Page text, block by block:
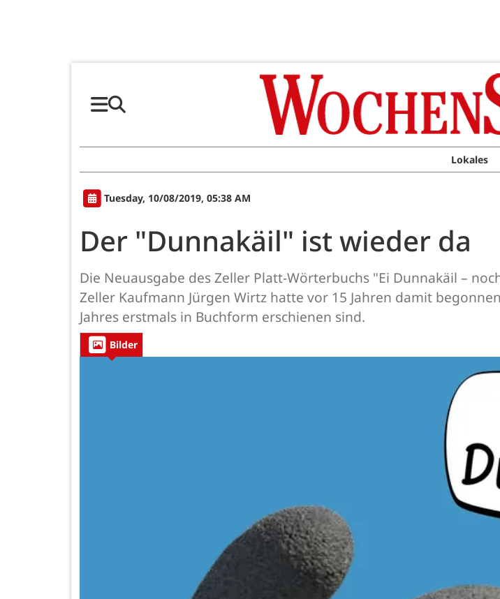
Lokales
Tuesday, 10/08/2019, 05:38 AM
Der "Dunnakäil" ist wieder da
Die Neuausgabe des Zeller Platt-Wörterbuchs "Ei Dunnakäil –
Zeller Kaufmann Jürgen Wirtz hatte vor 15 Jahren damit
Jahres erstmals in Buchform erschienen sind.
Bilder